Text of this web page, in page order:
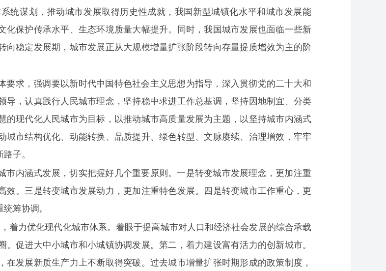
统谋划，推动城市发展取得历史性成就，我国新型城镇化水平和城市发展能
化保护传承水平、生态环境质量大幅提升。同时，我国城市发展也面临一些新
稳定发展期，城市发展正从大规模增量扩张阶段转向存量提质增效为主的阶
要求，强调要以新时代中国特色社会主义思想为指导，深入贯彻党的二十大和
导，认真践行人民城市理念，坚持稳中求进工作总基调，坚持因地制宜、分类
的现代化人民城市为目标，以推动城市高质量发展为主题，以坚持城市内涵式
市结构优化、动能转换、品质提升、绿色转型、文脉赓续、治理增效，牢牢
子。
市内涵式发展，切实把握好几个重要原则。一是转变城市发展理念，更加注重
效。三是转变城市发展动力，更加注重特色发展。四是转变城市工作重心，更
筹协调。
着力优化现代化城市体系。着眼于提高城市对人口和经济社会发展的综合承载
促进大中小城市和小城镇协调发展。第二，着力建设富有活力的创新城市。
发展新质生产力上不断取得突破。过去城市增量扩张时期形成的政策制度，